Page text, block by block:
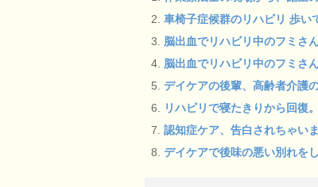
車椅子症候群のリハビリ 歩い
脳出血でリハビリ中のフミさ
脳出血でリハビリ中のフミさ
デイケアの後輩、高齢者介護
リハビリで寝たきりから回復
認知症ケア、告白されちゃい
デイケアで後味の悪い別れを